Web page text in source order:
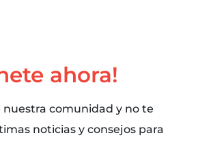
ahora!
nuestra comunidad y no te
noticias y consejos para